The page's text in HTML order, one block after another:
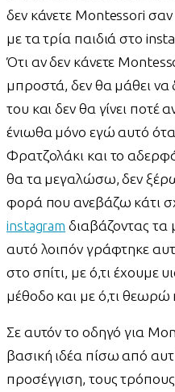
δεν κάνετε Montessori
με τα τρία παιδιά στο
Ότι αν δεν κάνετε
μπροστά, δεν θα μάθει να
του και δεν θα γίνει ποτέ
ένιωθα μόνο εγώ αυτό
Φρατζολάκι και το
θα τα μεγαλώσω, δεν
φορά που ανεβάζω κάτι
instagram διαβάζοντας τα
αυτό λοιπόν γράφτηκε
στο σπίτι, με ό,τι έχουμε
μέθοδο και με ό,τι θεωρώ
Σε αυτόν το οδηγό για
βασική ιδέα πίσω από
προσέγγιση, τους